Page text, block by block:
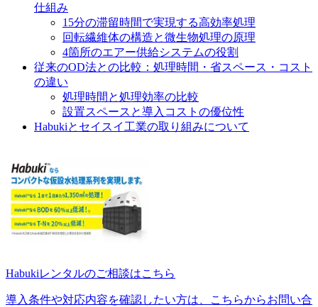
仕組み
15分の滞留時間で実現する高効率処理
回転繊維体の構造と微生物処理の原理
4箇所のエアー供給システムの役割
従来のOD法との比較：処理時間・省スペース・コスト
の違い
処理時間と処理効率の比較
設置スペースと導入コストの優位性
Habukiとセイスイ工業の取り組みについて
Habukiレンタルのご相談はこちら
導入条件や対応内容を確認したい方は、こちらからお問い合